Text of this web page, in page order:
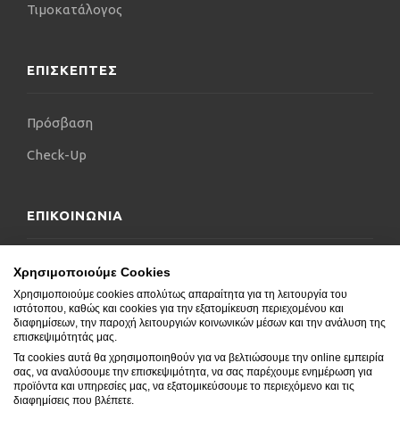
Τιμοκατάλογος
ΕΠΙΣΚΕΠΤΕΣ
Πρόσβαση
Check-Up
ΕΠΙΚΟΙΝΩΝΙΑ
Επικοινωνήστε μαζί μας
Δήλωση Προσβασιμότητας
Συχνές Ερωτήσεις
Blog
Χρησιμοποιούμε Cookies
Χρησιμοποιούμε cookies απολύτως απαραίτητα για τη λειτουργία του
ιστότοπου, καθώς και cookies για την εξατομίκευση περιεχομένου και
διαφημίσεων, την παροχή λειτουργιών κοινωνικών μέσων και την ανάλυση της
επισκεψιμότητάς μας.
Τα cookies αυτά θα χρησιμοποιηθούν για να βελτιώσουμε την online εμπειρία
σας, να αναλύσουμε την επισκεψιμότητα, να σας παρέχουμε ενημέρωση για
προϊόντα και υπηρεσίες μας, να εξατομικεύσουμε το περιεχόμενο και τις
διαφημίσεις που βλέπετε.